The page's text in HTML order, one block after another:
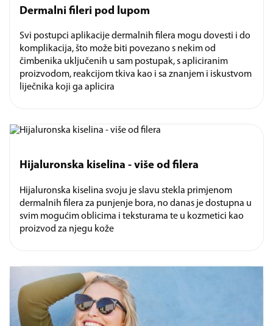
Dermalni fileri pod lupom
Svi postupci aplikacije dermalnih filera mogu dovesti i do
komplikacija, što može biti povezano s nekim od
čimbenika uključenih u sam postupak, s apliciranim
proizvodom, reakcijom tkiva kao i sa znanjem i iskustvom
liječnika koji ga aplicira
Hijaluronska kiselina - više od filera
Hijaluronska kiselina svoju je slavu stekla primjenom
dermalnih filera za punjenje bora, no danas je dostupna u
svim mogućim oblicima i teksturama te u kozmetici kao
proizvod za njegu kože